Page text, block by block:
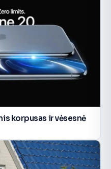
korpusas ir vėsesnė